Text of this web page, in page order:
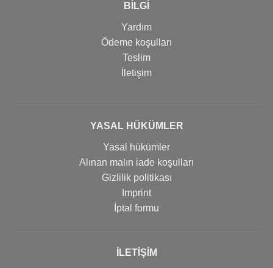
BİLGİ
Yardım
Ödeme koşulları
Teslim
İletişim
YASAL HÜKÜMLER
Yasal hükümler
Alınan malın iade koşulları
Gizlilik politikası
Imprint
İptal formu
İLETIŞIM